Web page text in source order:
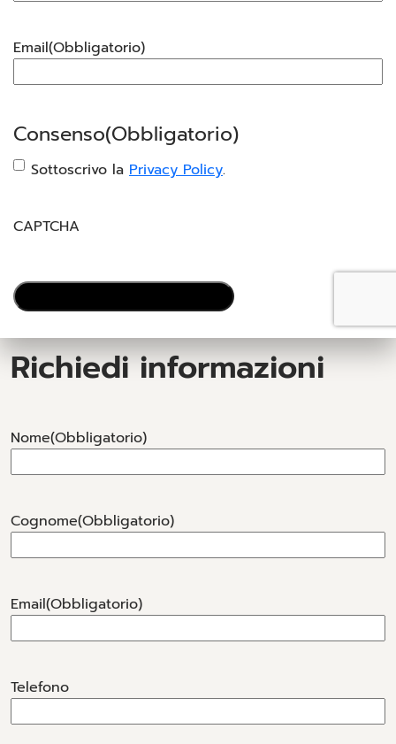
Email(Obbligatorio)
Consenso(Obbligatorio)
Sottoscrivo la Privacy Policy.
CAPTCHA
Richiedi informazioni
Nome(Obbligatorio)
Cognome(Obbligatorio)
Email(Obbligatorio)
Telefono